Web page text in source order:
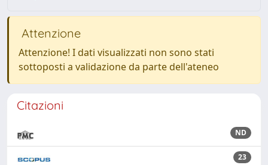
Attenzione
Attenzione! I dati visualizzati non sono stati
sottoposti a validazione da parte dell'ateneo
Citazioni
ND
23